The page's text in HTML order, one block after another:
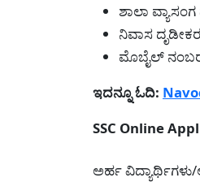
ಶಾಲಾ
ನಿವಾಸ
ಮೊಬೈಲ್
ಇದನ್ನೂ ಓದಿ:
SSC Online
ಅರ್ಹ ವಿದ್ಯಾರ್ಥಿಗಳು/